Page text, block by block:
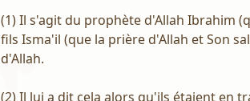
(1) Il s'agit du prophète d'Allah Ibrahim
fils Isma'il (que la prière d'Allah et Son
d'Allah.
(2) Il lui a dit cela alors qu'ils étaient en